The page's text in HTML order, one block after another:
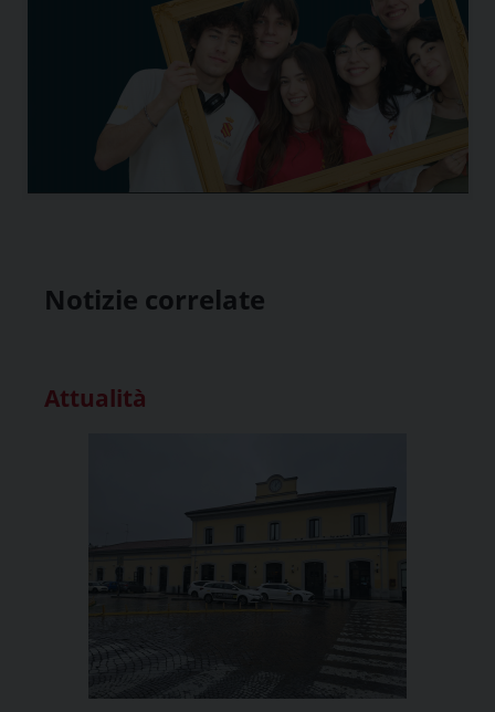
Notizie correlate
Attualità